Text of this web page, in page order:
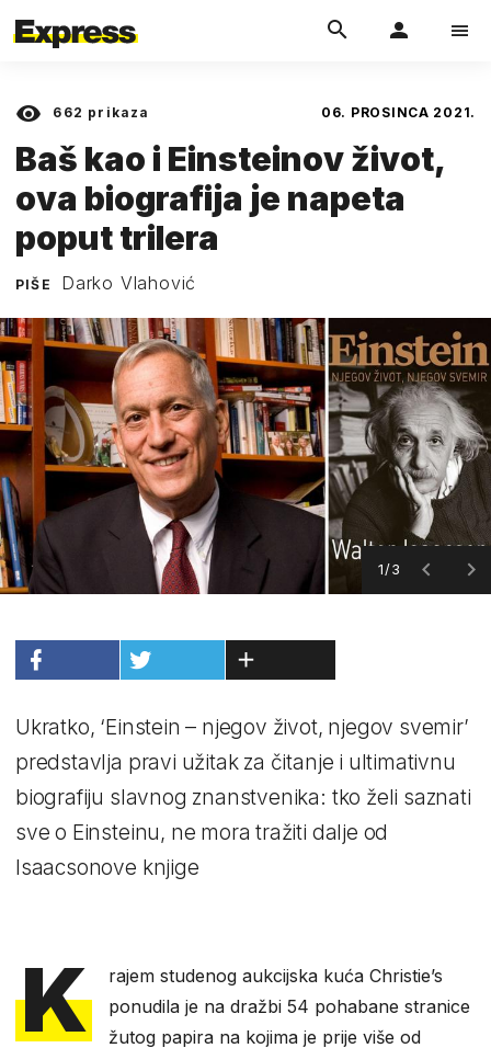
662 prikaza 06. PROSINCA 2021.
Baš kao i Einsteinov život,
ova biografija je napeta
poput trilera
PIŠE Darko Vlahović
1/3
Ukratko, ‘Einstein – njegov život, njegov svemir’
predstavlja pravi užitak za čitanje i ultimativnu
biografiju slavnog znanstvenika: tko želi saznati
sve o Einsteinu, ne mora tražiti dalje od
Isaacsonove knjige
K
rajem studenog aukcijska kuća Christie’s
ponudila je na dražbi 54 pohabane stranice
žutog papira na kojima je prije više od